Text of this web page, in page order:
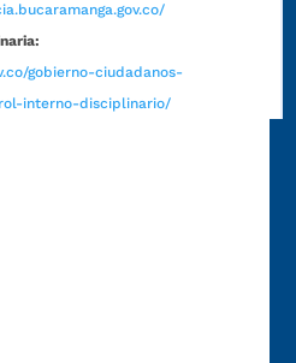
gobierno-ciudadanos-
interno-disciplinario/